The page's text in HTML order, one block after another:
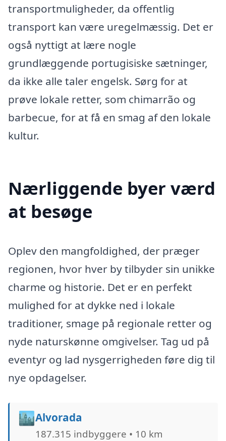
transportmuligheder, da offentlig
transport kan være uregelmæssig. Det er
også nyttigt at lære nogle
grundlæggende portugisiske sætninger,
da ikke alle taler engelsk. Sørg for at
prøve lokale retter, som chimarrão og
barbecue, for at få en smag af den lokale
kultur.
Nærliggende byer værd
at besøge
Oplev den mangfoldighed, der præger
regionen, hvor hver by tilbyder sin unikke
charme og historie. Det er en perfekt
mulighed for at dykke ned i lokale
traditioner, smage på regionale retter og
nyde naturskønne omgivelser. Tag ud på
eventyr og lad nysgerrigheden føre dig til
nye opdagelser.
🏙️Alvorada
187.315 indbyggere • 10 km